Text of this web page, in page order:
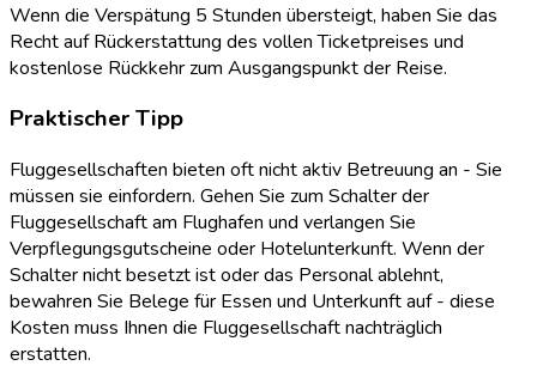
Wenn die Verspätung 5 Stunden übersteigt, haben Sie das
Recht auf Rückerstattung des vollen Ticketpreises und
kostenlose Rückkehr zum Ausgangspunkt der Reise.
Praktischer Tipp
Fluggesellschaften bieten oft nicht aktiv Betreuung an - Sie
müssen sie einfordern. Gehen Sie zum Schalter der
Fluggesellschaft am Flughafen und verlangen Sie
Verpflegungsgutscheine oder Hotelunterkunft. Wenn der
Schalter nicht besetzt ist oder das Personal ablehnt,
bewahren Sie Belege für Essen und Unterkunft auf - diese
Kosten muss Ihnen die Fluggesellschaft nachträglich
erstatten.